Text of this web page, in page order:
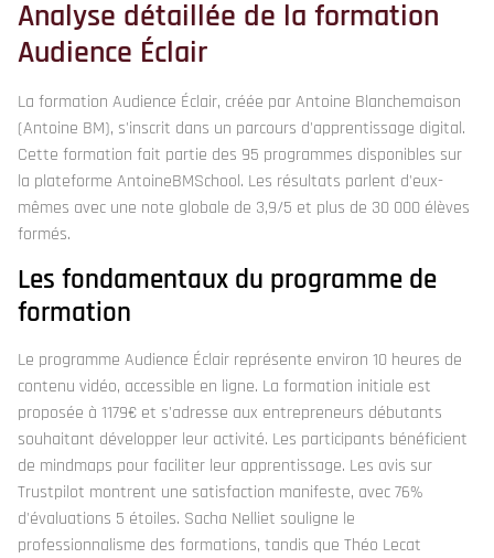
Analyse détaillée de la formation
Audience Éclair
La formation Audience Éclair, créée par Antoine Blanchemaison
(Antoine BM), s'inscrit dans un parcours d'apprentissage digital.
Cette formation fait partie des 95 programmes disponibles sur
la plateforme AntoineBMSchool. Les résultats parlent d'eux-
mêmes avec une note globale de 3,9/5 et plus de 30 000 élèves
formés.
Les fondamentaux du programme de
formation
Le programme Audience Éclair représente environ 10 heures de
contenu vidéo, accessible en ligne. La formation initiale est
proposée à 1179€ et s'adresse aux entrepreneurs débutants
souhaitant développer leur activité. Les participants bénéficient
de mindmaps pour faciliter leur apprentissage. Les avis sur
Trustpilot montrent une satisfaction manifeste, avec 76%
d'évaluations 5 étoiles. Sacha Nelliet souligne le
professionnalisme des formations, tandis que Théo Lecat